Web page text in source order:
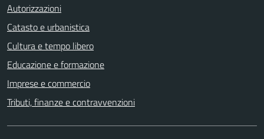
Autorizzazioni
Catasto e urbanistica
Cultura e tempo libero
Educazione e formazione
Imprese e commercio
Tributi, finanze e contravvenzioni